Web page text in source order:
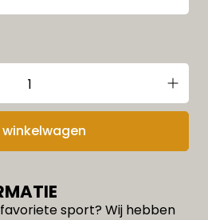
winkelwagen
sport? Wij hebben